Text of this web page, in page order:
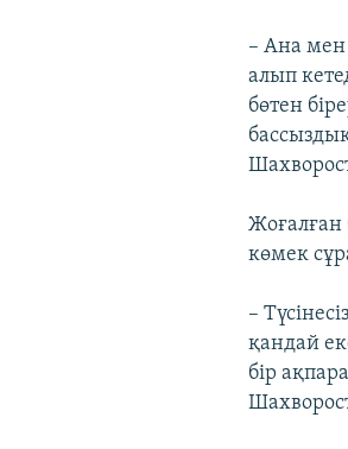
– Ана мен
алып
бөтен
Жоғалған
көмек
–
қандай
бір